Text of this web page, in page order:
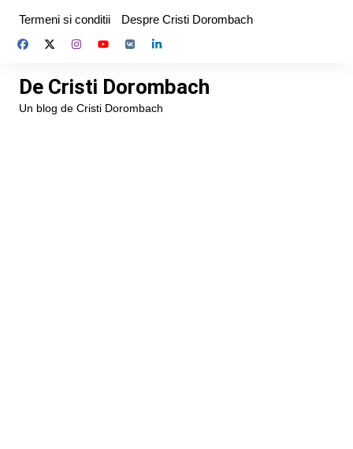
content
Termeni si conditii Despre Cristi Dorombach
De Cristi Dorombach
Un blog de Cristi Dorombach